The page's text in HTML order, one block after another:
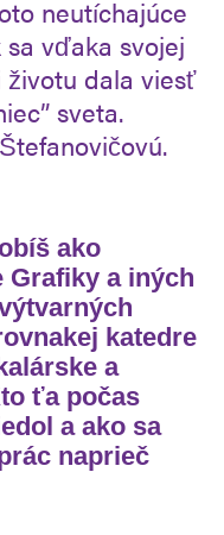
neutíchajúce
vďaka svojej
dala viesť
sveta.
ako
Grafiky a iných
katedre
a
ťa počas
a ako sa
naprieč